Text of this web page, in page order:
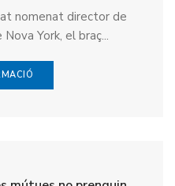
nomenat director de
York, el braç...